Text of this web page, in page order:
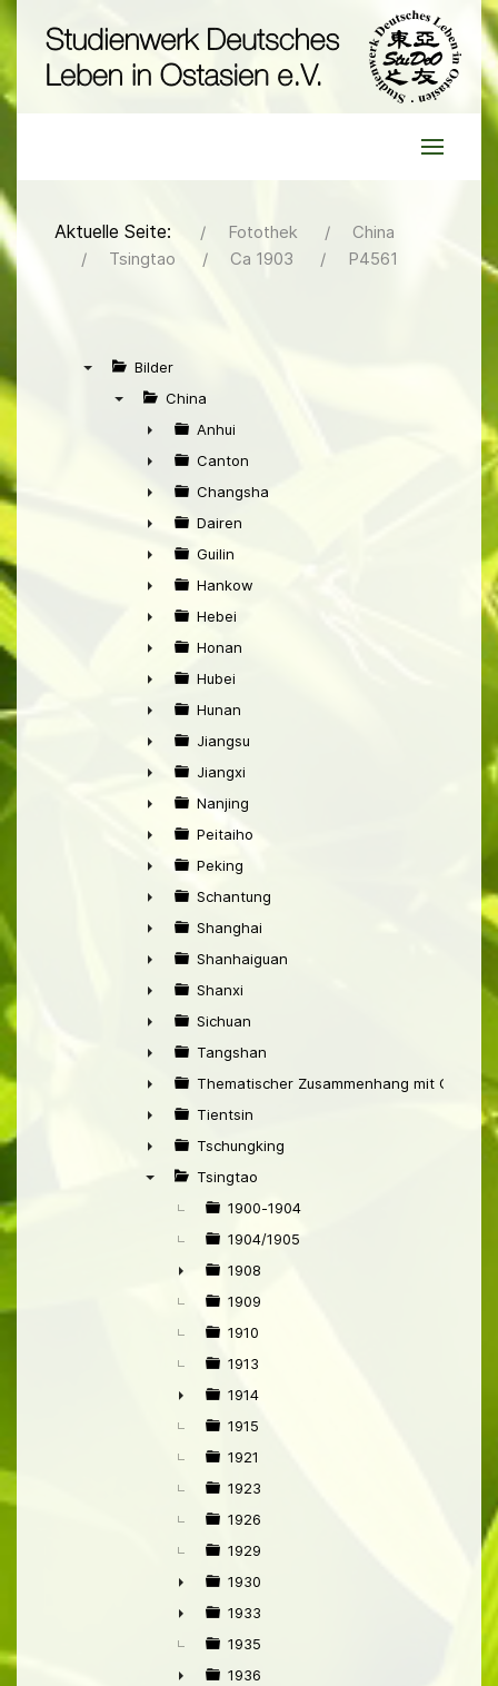
Aktuelle Seite: Fotothek
China
Tsingtao
Ca 1903 P4561
Bilder
China
►
Anhui
►
Canton
►
Changsha
►
Dairen
►
Guilin
►
Hankow
►
Hebei
►
Honan
►
Hubei
►
Hunan
►
Jiangsu
►
Jiangxi
►
Nanjing
►
Peitaiho
►
Peking
►
Schantung
►
Shanghai
►
Shanhaiguan
►
Shanxi
►
Sichuan
►
Tangshan
►
Thematischer Zusammenhang mit China
►
Tientsin
►
Tschungking
Tsingtao
1900-1904
1904/1905
►
1908
1909
1910
1913
►
1914
1915
1921
1923
1926
1929
►
1930
►
1933
1935
1936